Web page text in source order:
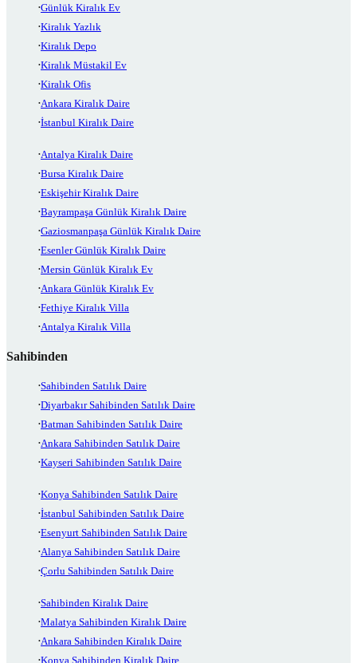
Günlük Kiralık Ev
Kiralık Yazlık
Kiralık Depo
Kiralık Müstakil Ev
Kiralık Ofis
Ankara Kiralık Daire
İstanbul Kiralık Daire
Antalya Kiralık Daire
Bursa Kiralık Daire
Eskişehir Kiralık Daire
Bayrampaşa Günlük Kiralık Daire
Gaziosmanpaşa Günlük Kiralık Daire
Esenler Günlük Kiralık Daire
Mersin Günlük Kiralık Ev
Ankara Günlük Kiralık Ev
Fethiye Kiralık Villa
Antalya Kiralık Villa
Sahibinden
Sahibinden Satılık Daire
Diyarbakır Sahibinden Satılık Daire
Batman Sahibinden Satılık Daire
Ankara Sahibinden Satılık Daire
Kayseri Sahibinden Satılık Daire
Konya Sahibinden Satılık Daire
İstanbul Sahibinden Satılık Daire
Esenyurt Sahibinden Satılık Daire
Alanya Sahibinden Satılık Daire
Çorlu Sahibinden Satılık Daire
Sahibinden Kiralık Daire
Malatya Sahibinden Kiralık Daire
Ankara Sahibinden Kiralık Daire
Konya Sahibinden Kiralık Daire